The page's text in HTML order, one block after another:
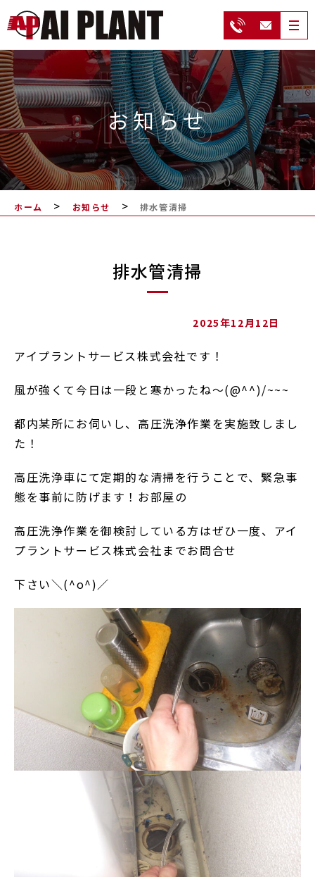
お知らせ
NEWS
ホーム > お知らせ > 排水管清掃
排水管清掃
2025年12月12日
アイプラントサービス株式会社です！
風が強くて今日は一段と寒かったね～(@^^)/~~~
都内某所にお伺いし、高圧洗浄作業を実施致しまし
た！
高圧洗浄車にて定期的な清掃を行うことで、緊急事
態を事前に防げます！お部屋の
高圧洗浄作業を御検討している方はぜひ一度、アイ
プラントサービス株式会社までお問合せ
下さい＼(^o^)／